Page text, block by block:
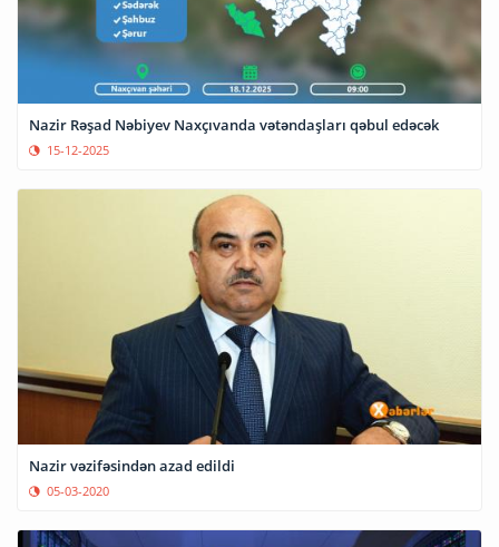
Nazir Rəşad Nəbiyev Naxçıvanda vətəndaşları qəbul edəcək
15-12-2025
Nazir vəzifəsindən azad edildi
05-03-2020